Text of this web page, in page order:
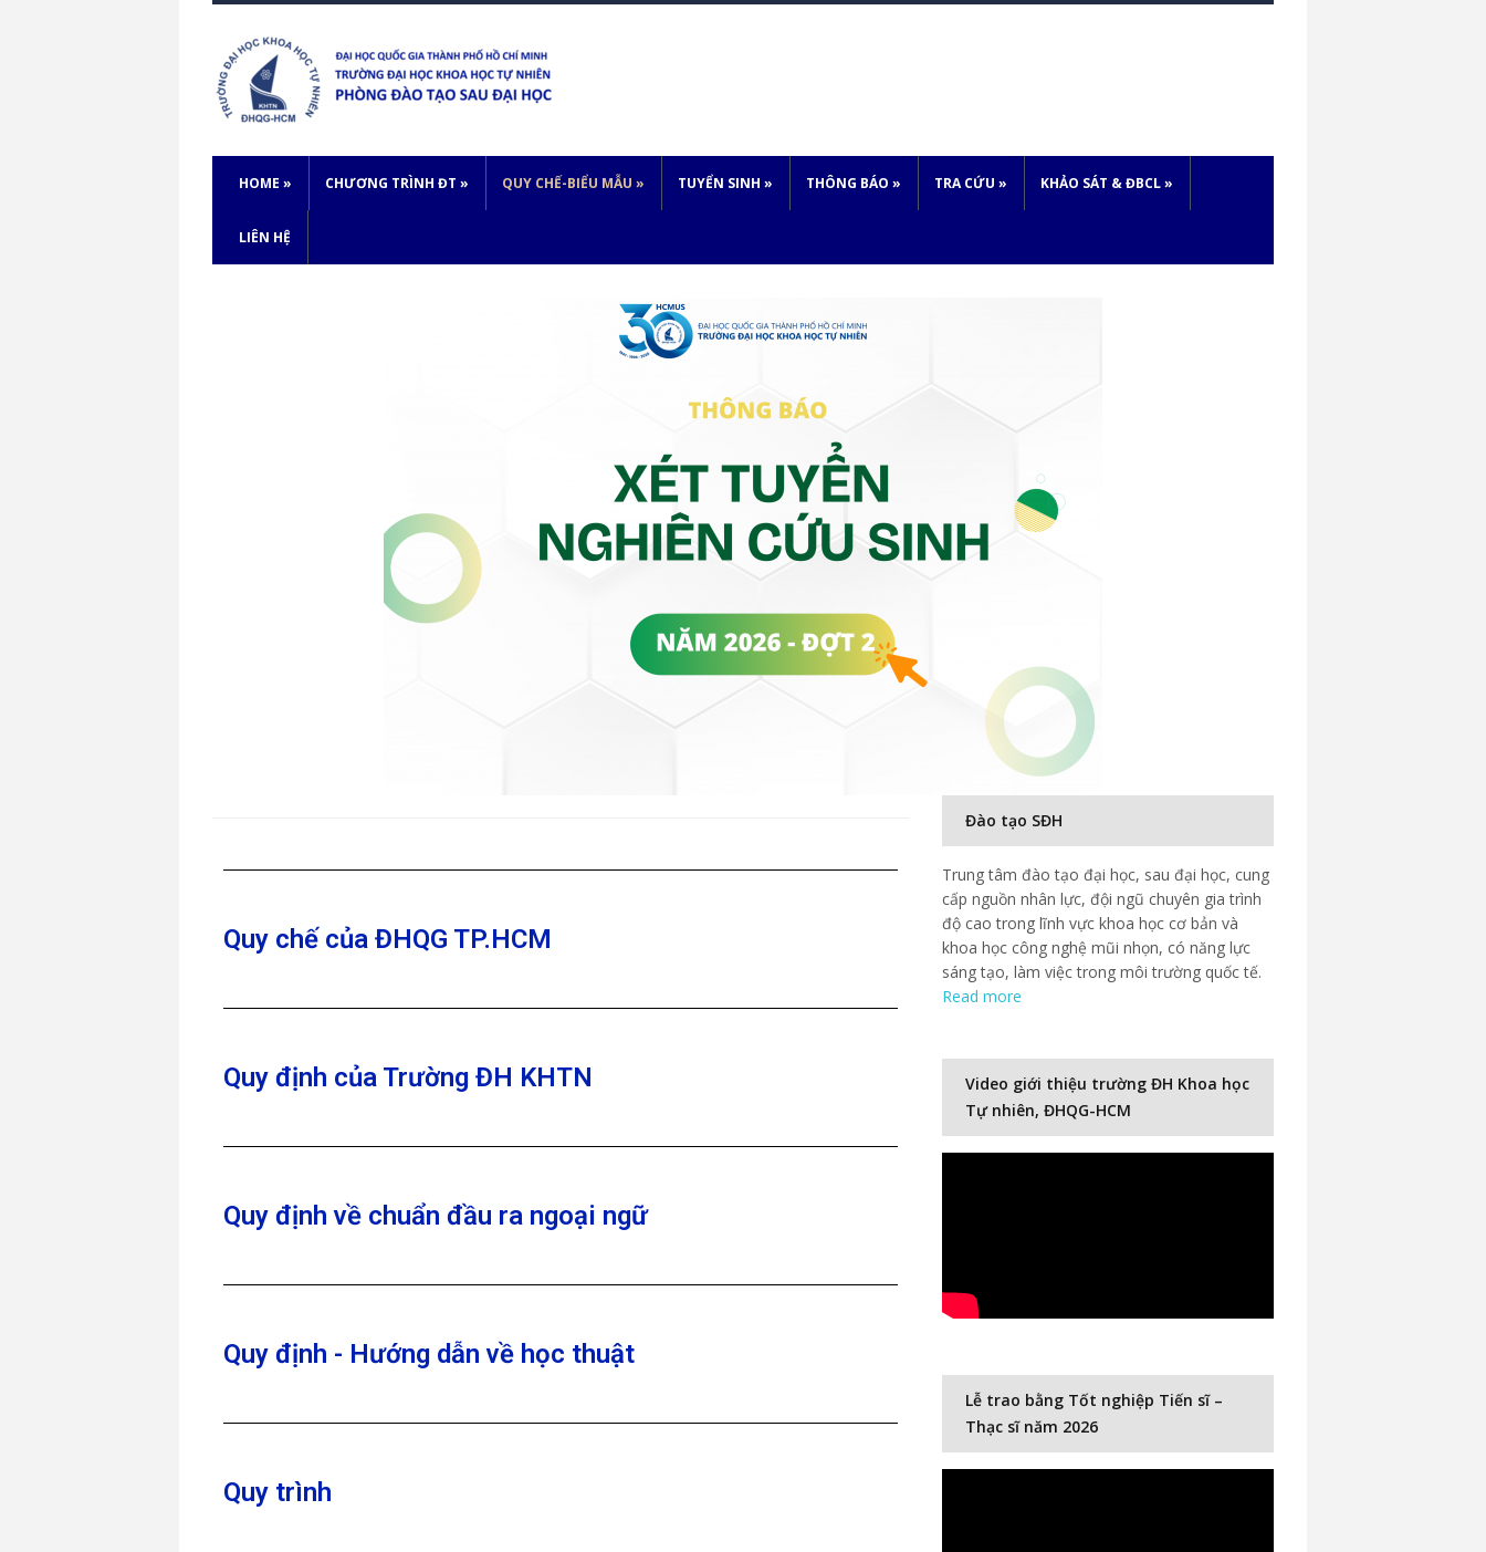
HOME » CHƯƠNG TRÌNH ĐT » QUY CHẾ-BIỂU MẪU » TUYỂN SINH » THÔNG BÁO » TRA CỨU » KHẢO SÁT & ĐBCL»
LIÊN HỆ
Quy chế của ĐHQG TP.HCM
Quy định của Trường ĐH KHTN
Quy định về chuẩn đầu ra ngoại ngữ
Quy định - Hướng dẫn về học thuật
Quy trình
Đào tạo SĐH
Trung tâm đào tạo đại học, sau đại học, cung
cấp nguồn nhân lực, đội ngũ chuyên gia trình
độ cao trong lĩnh vực khoa học cơ bản và
khoa học công nghệ mũi nhọn, có năng lực
sáng tạo, làm việc trong môi trường quốc tế.
Read more
Video giới thiệu trường ĐH Khoa học
Tự nhiên, ĐHQG-HCM
Lễ trao bằng Tốt nghiệp Tiến sĩ –
Thạc sĩ năm 2026